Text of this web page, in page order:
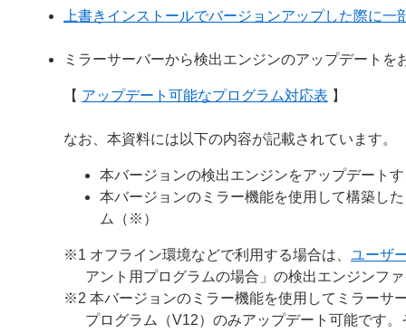
上書きインストールでバージョンアップした際に一
ミラーサーバーから検出エンジンのアップデート
【 アップデート可能なプログラム対応表 】
なお、本資料には以下の内容が記載されています。
本バージョンの検出エンジンをアップデート
本バージョンのミラー機能を使用して構築し
ム（※）
※1 オフライン環境などで利用する場合は、 ユーザ
アント用プログラムの場合」の検出エンジンフ
※2 本バージョンのミラー機能を使用してミラーサ
プログラム（V12）のみアップデート可能です